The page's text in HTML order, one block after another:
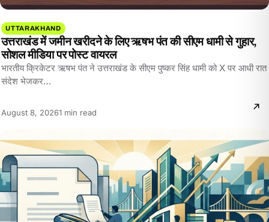
UTTARAKHAND
उत्तराखंड में जमीन खरीदने के लिए ऋषभ पंत की सीएम धामी से गुहार,
सोशल मीडिया पर पोस्ट वायरल
भारतीय क्रिकेटर ऋषभ पंत ने उत्तराखंड के सीएम पुष्कर सिंह धामी को X पर आधी रात
संदेश भेजकर…
August 8, 2026Reading
1 min read